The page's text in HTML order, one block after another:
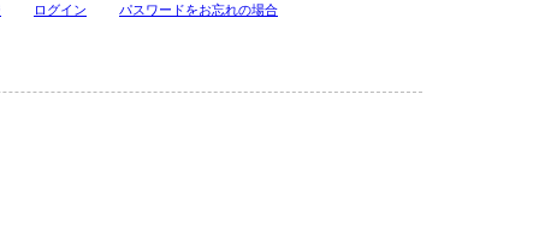
ログイン パスワードをお忘れの場合